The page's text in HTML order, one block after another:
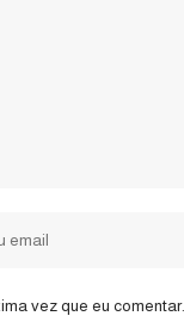
vez que eu comentar.